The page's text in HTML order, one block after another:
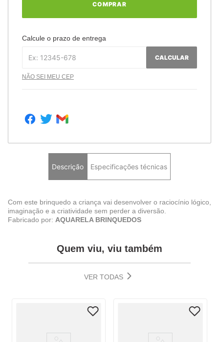
COMPRAR
Calcule o prazo de entrega
CALCULAR
NÃO SEI MEU CEP
Descrição Especificações técnicas
Com este brinquedo a criança vai desenvolver o raciocínio lógico,
imaginação e a criatividade sem perder a diversão.
Fabricado por: AQUARELA BRINQUEDOS
Quem viu, viu também
VER TODAS